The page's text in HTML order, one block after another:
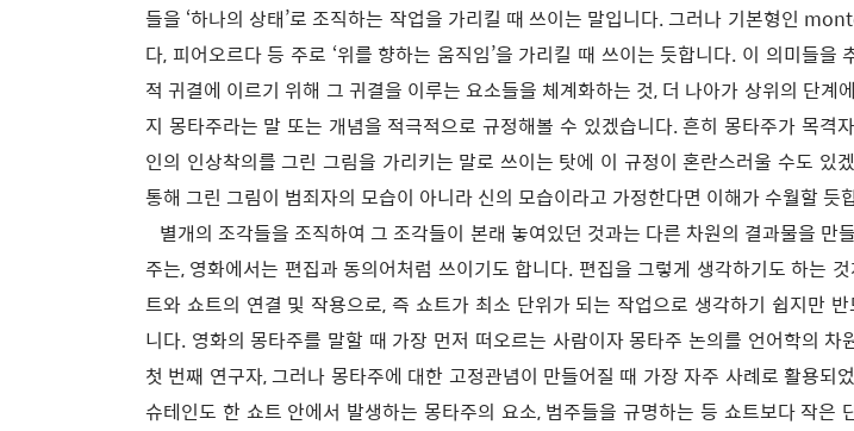
들을 ‘하나의 상태’로 조직하는 작업을 가리킬 때 쓰이는 말입니다. 그러나 기본형인
다, 피어오르다 등 주로 ‘위를 향하는 움직임’을 가리킬 때 쓰이는 듯합니다. 이 의미들을
적 귀결에 이르기 위해 그 귀결을 이루는 요소들을 체계화하는 것, 더 나아가 상위의 단계
지 몽타주라는 말 또는 개념을 적극적으로 규정해볼 수 있겠습니다. 흔히 몽타주가 목격
인의 인상착의를 그린 그림을 가리키는 말로 쓰이는 탓에 이 규정이 혼란스러울 수도 있
통해 그린 그림이 범죄자의 모습이 아니라 신의 모습이라고 가정한다면 이해가 수월할 듯
별개의 조각들을 조직하여 그 조각들이 본래 놓여있던 것과는 다른 차원의 결과물을 만
주는, 영화에서는 편집과 동의어처럼 쓰이기도 합니다. 편집을 그렇게 생각하기도 하는
트와 쇼트의 연결 및 작용으로, 즉 쇼트가 최소 단위가 되는 작업으로 생각하기 쉽지만
니다. 영화의 몽타주를 말할 때 가장 먼저 떠오르는 사람이자 몽타주 논의를 언어학의 차
첫 번째 연구자, 그러나 몽타주에 대한 고정관념이 만들어질 때 가장 자주 사례로 활용되
슈테인도 한 쇼트 안에서 발생하는 몽타주의 요소, 범주들을 규명하는 등 쇼트보다 작은